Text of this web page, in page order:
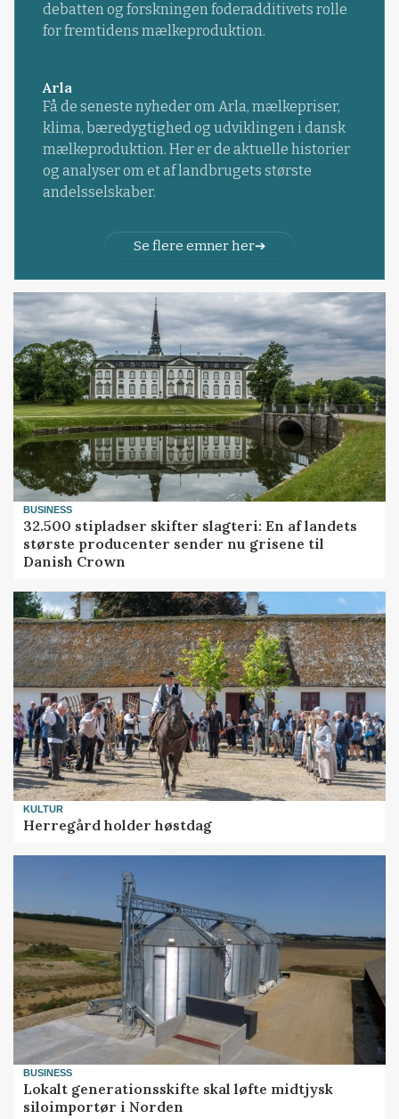
debatten og forskningen foderadditivets rolle
for fremtidens mælkeproduktion.
Arla
Få de seneste nyheder om Arla, mælkepriser,
klima, bæredygtighed og udviklingen i dansk
mælkeproduktion. Her er de aktuelle historier
og analyser om et af landbrugets største
andelsselskaber.
Se flere emner her
BUSINESS
32.500 stipladser skifter slagteri: En af landets
største producenter sender nu grisene til
Danish Crown
KULTUR
Herregård holder høstdag
BUSINESS
Lokalt generationsskifte skal løfte midtjysk
siloimportør i Norden